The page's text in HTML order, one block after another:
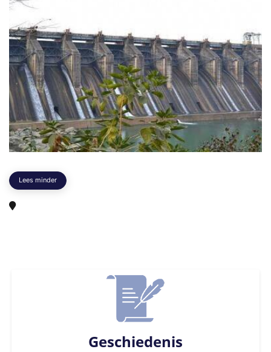
Lees minder
Geschiedenis